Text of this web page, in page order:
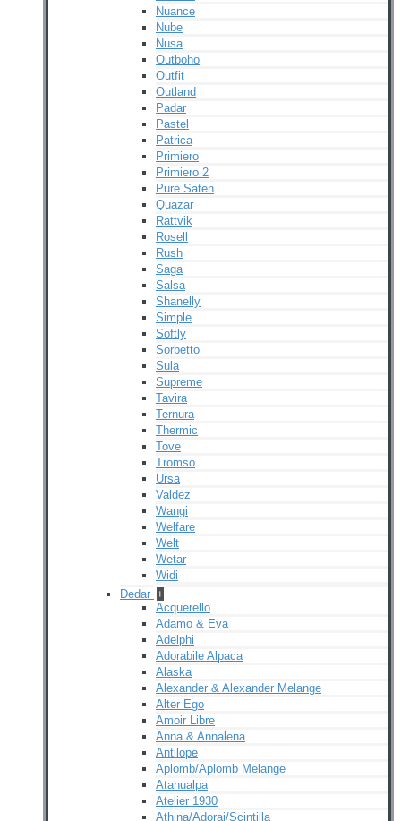
Nuance
Nube
Nusa
Outboho
Outfit
Outland
Padar
Pastel
Patrica
Primiero
Primiero 2
Pure Saten
Quazar
Rattvik
Rosell
Rush
Saga
Salsa
Shanelly
Simple
Softly
Sorbetto
Sula
Supreme
Tavira
Ternura
Thermic
Tove
Tromso
Ursa
Valdez
Wangi
Welfare
Welt
Wetar
Widi
Dedar +
Acquerello
Adamo & Eva
Adelphi
Adorabile Alpaca
Alaska
Alexander & Alexander Melange
Alter Ego
Amoir Libre
Anna & Annalena
Antilope
Aplomb/Aplomb Melange
Atahualpa
Atelier 1930
Athina/Adorai/Scintilla